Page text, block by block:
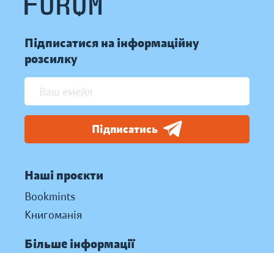
Підписатися на інформаційну
розсилку
Підписатись
Наші проєкти
Bookmints
Книгоманія
Більше інформації